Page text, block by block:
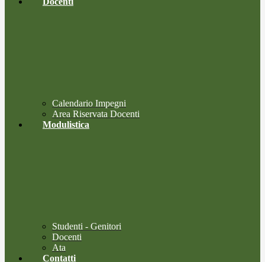
Calendario Impegni
Area Riservata Docenti
Modulistica
Studenti - Genitori
Docenti
Ata
Contatti